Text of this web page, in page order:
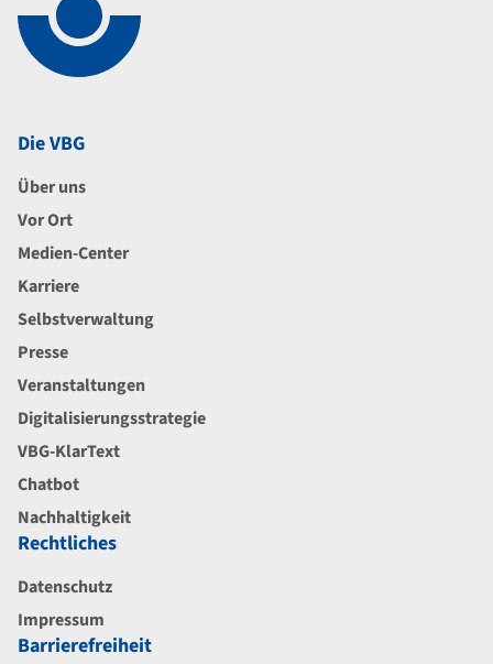
Die VBG
Über uns
Vor Ort
Medien-Center
Karriere
Selbstverwaltung
Presse
Veranstaltungen
Digitalisierungsstrategie
VBG-KlarText
Chatbot
Nachhaltigkeit
Rechtliches
Datenschutz
Impressum
Barrierefreiheit